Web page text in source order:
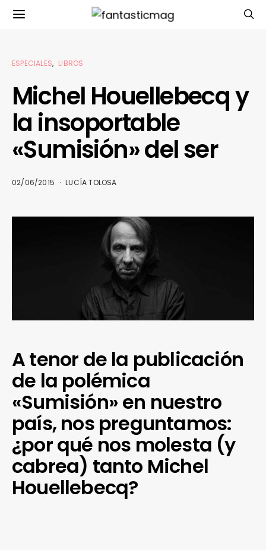
ESPECIALES LIBROS
Michel Houellebecq y
la insoportable
«Sumisión» del ser
02/06/2015 LUCÍA TOLOSA
A tenor de la publicación
de la polémica
«Sumisión» en nuestro
país, nos preguntamos:
¿por qué nos molesta (y
cabrea) tanto Michel
Houellebecq?